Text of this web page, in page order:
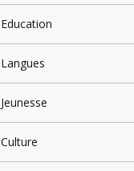
Education
Langues
Jeunesse
Culture